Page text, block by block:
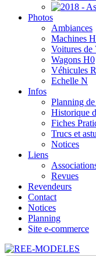
Photos
Ambiances
Machines
Voitures de
Wagons H0
Véhicules
Echelle N
Infos
Planning
Historique
Fiches
Trucs et
Notices
Liens
Revues
Revendeurs
Contact
Notices
Planning
Site e-commerce